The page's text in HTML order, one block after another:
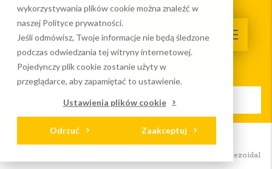
wykorzystywania plików cookie można znaleźć w
naszej Polityce prywatności.
Jeśli odmówisz, Twoje informacje nie będą śledzone
podczas odwiedzania tej witryny internetowej.
Pojedynczy plik cookie zostanie użyty w
przeglądarce, aby zapamiętać to ustawienie.
Ustawienia plików cookie
Zaakceptuj
Odrzuć
Shannon Vale Foods, Co. Cork / ValkPitched Clamp - Trapezoidal